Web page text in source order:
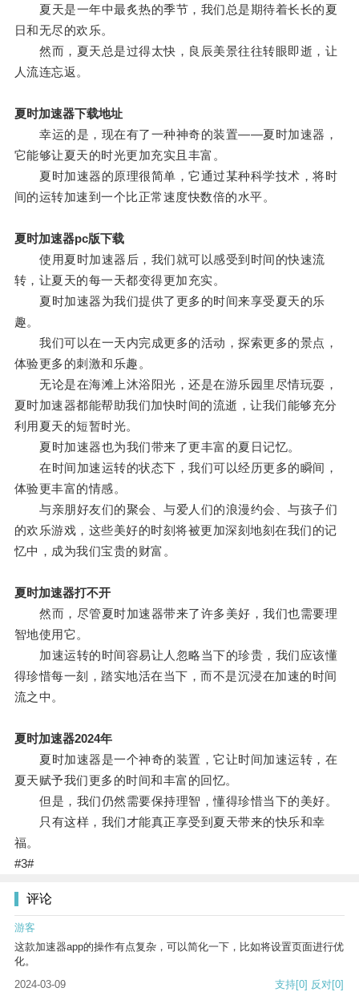
夏天是一年中最炙热的季节，我们总是期待着长长的夏
日和无尽的欢乐。
然而，夏天总是过得太快，良辰美景往往转眼即逝，让
人流连忘返。
夏时加速器下载地址
幸运的是，现在有了一种神奇的装置——夏时加速器，
它能够让夏天的时光更加充实且丰富。
夏时加速器的原理很简单，它通过某种科学技术，将时
间的运转加速到一个比正常速度快数倍的水平。
夏时加速器pc版下载
使用夏时加速器后，我们就可以感受到时间的快速流
转，让夏天的每一天都变得更加充实。
夏时加速器为我们提供了更多的时间来享受夏天的乐
趣。
我们可以在一天内完成更多的活动，探索更多的景点，
体验更多的刺激和乐趣。
无论是在海滩上沐浴阳光，还是在游乐园里尽情玩耍，
夏时加速器都能帮助我们加快时间的流逝，让我们能够充分
利用夏天的短暂时光。
夏时加速器也为我们带来了更丰富的夏日记忆。
在时间加速运转的状态下，我们可以经历更多的瞬间，
体验更丰富的情感。
与亲朋好友们的聚会、与爱人们的浪漫约会、与孩子们
的欢乐游戏，这些美好的时刻将被更加深刻地刻在我们的记
忆中，成为我们宝贵的财富。
夏时加速器打不开
然而，尽管夏时加速器带来了许多美好，我们也需要理
智地使用它。
加速运转的时间容易让人忽略当下的珍贵，我们应该懂
得珍惜每一刻，踏实地活在当下，而不是沉浸在加速的时间
流之中。
夏时加速器2024年
夏时加速器是一个神奇的装置，它让时间加速运转，在
夏天赋予我们更多的时间和丰富的回忆。
但是，我们仍然需要保持理智，懂得珍惜当下的美好。
只有这样，我们才能真正享受到夏天带来的快乐和幸
福。
#3#
评论
游客
这款加速器app的操作有点复杂，可以简化一下，比如将设置页面进行优
化。
2024-03-09
支持[0] 反对[0]